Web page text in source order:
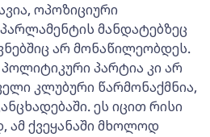
ოპოზიციური
მანდატებზეც
არ მონაწილეობდეს.
პოლიტიკური პარტია კი არ
კლუბური წარმონაქმნია,
ეს იცით რისი
ამ ქვეყანაში მხოლოდ